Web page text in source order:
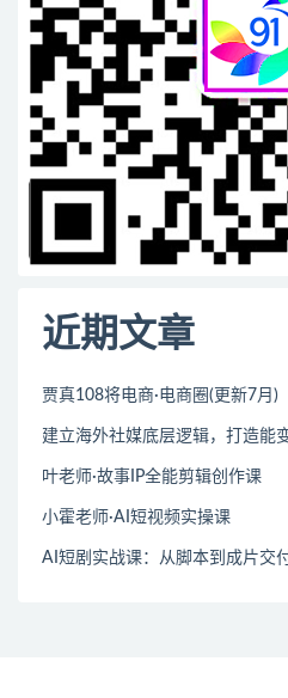
近期文章
贾真108将电商·电商圈(更新7月)
建立海外社媒底层逻辑，打造能
叶老师·故事IP全能剪辑创作课
小霍老师·AI短视频实操课
AI短剧实战课：从脚本到成片交